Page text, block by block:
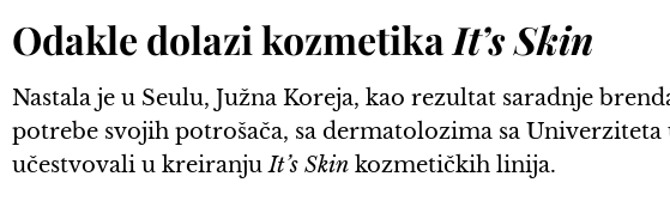
Odakle dolazi kozmetikaIt’s Skin
Nastala je u Seulu, Južna Koreja, kao rezultat saradnje
potrebe svojih potrošača, sa dermatolozima sa Univerziteta
učestvovali u kreiranjuIt’s Skin kozmetičkih linija.